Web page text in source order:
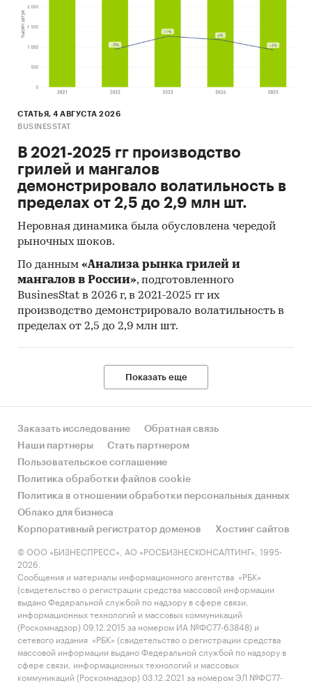
СТАТЬЯ, 4 АВГУСТА 2026
BUSINESSTAT
В 2021-2025 гг производство
грилей и мангалов
демонстрировало волатильность в
пределах от 2,5 до 2,9 млн шт.
Неровная динамика была обусловлена чередой
рыночных шоков.
По данным «Анализа рынка грилей и
мангалов в России», подготовленного
BusinesStat в 2026 г, в 2021-2025 гг их
производство демонстрировало волатильность в
пределах от 2,5 до 2,9 млн шт.
Показать еще
Заказать исследование
Обратная связь
Наши партнеры
Стать партнером
Пользовательское соглашение
Политика обработки файлов cookie
Политика в отношении обработки персональных данных
Облако для бизнеса
Корпоративный регистратор доменов
Хостинг сайтов
© ООО «БИЗНЕСПРЕСС», АО «РОСБИЗНЕСКОНСАЛТИНГ», 1995-
2026.
Сообщения и материалы информационного агентства «РБК»
(свидетельство о регистрации средства массовой информации
выдано Федеральной службой по надзору в сфере связи,
информационных технологий и массовых коммуникаций
(Роскомнадзор) 09.12.2015 за номером ИА №ФС77-63848) и
сетевого издания «РБК» (свидетельство о регистрации средства
массовой информации выдано Федеральной службой по надзору в
сфере связи, информационных технологий и массовых
коммуникаций (Роскомнадзор) 03.12.2021 за номером ЭЛ №ФС77-